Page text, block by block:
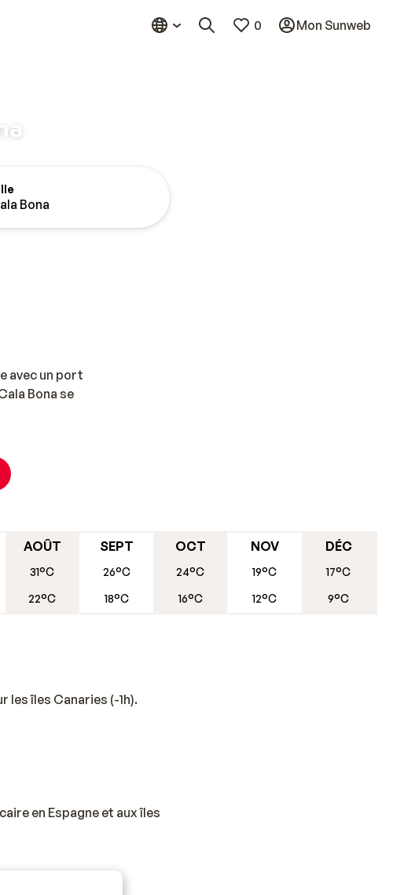
0 Mon Sunweb
Bona
avec un port
Bona se
AOÛT
31°C
22°C
SEPT
26°C
18°C
OCT
24°C
16°C
NOV
19°C
12°C
DÉC
17°C
9°C
les îles Canaries (-1h).
en Espagne et aux îles